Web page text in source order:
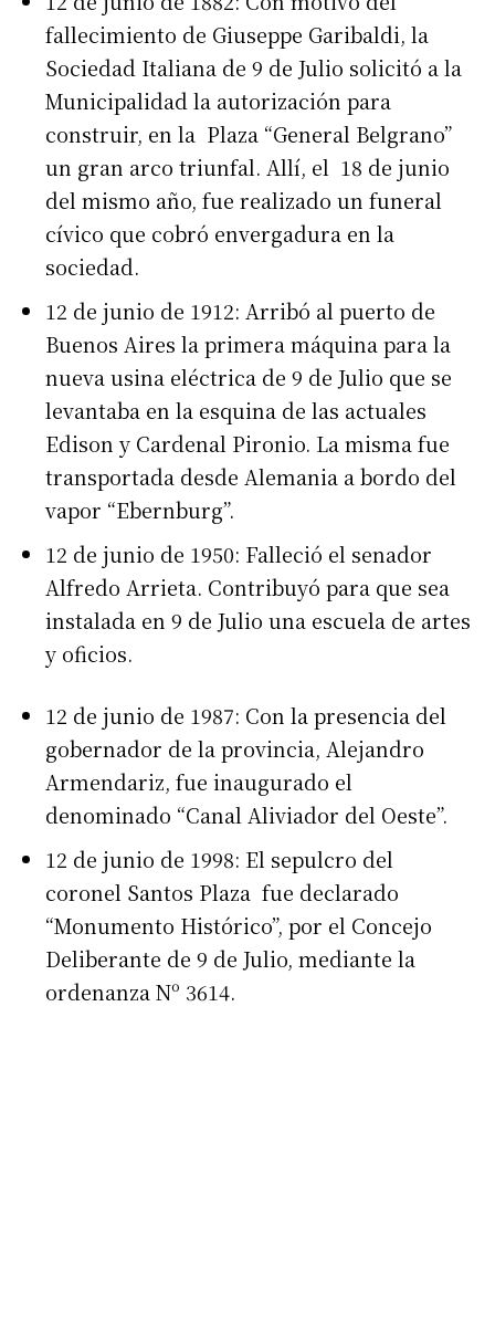
fallecimiento de Giuseppe Garibaldi, la
Sociedad Italiana de 9 de Julio solicitó a la
Municipalidad la autorización para
construir, en la Plaza “General Belgrano”
un gran arco triunfal. Allí, el 18 de junio
del mismo año, fue realizado un funeral
cívico que cobró envergadura en la
sociedad.
12 de junio de 1912: Arribó al puerto de
Buenos Aires la primera máquina para la
nueva usina eléctrica de 9 de Julio que se
levantaba en la esquina de las actuales
Edison y Cardenal Pironio. La misma fue
transportada desde Alemania a bordo del
vapor “Ebernburg”.
12 de junio de 1950: Falleció el senador
Alfredo Arrieta. Contribuyó para que sea
instalada en 9 de Julio una escuela de artes
y oficios.
12 de junio de 1987: Con la presencia del
gobernador de la provincia, Alejandro
Armendariz, fue inaugurado el
denominado “Canal Aliviador del Oeste”.
12 de junio de 1998: El sepulcro del
coronel Santos Plaza fue declarado
“Monumento Histórico”, por el Concejo
Deliberante de 9 de Julio, mediante la
ordenanza Nº 3614.